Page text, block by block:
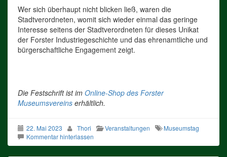
Wer sich überhaupt nicht blicken ließ, waren die
Stadtverordneten, womit sich wieder einmal das geringe
Interesse seitens der Stadtverordneten für dieses Unikat
der Forster Industriegeschichte und das ehrenamtliche und
bürgerschaftliche Engagement zeigt.
Die Festschrift ist im Online-Shop des Forster
Museumsvereins erhältlich.
22. Mai 2023 Thori Veranstaltungen
Museumstag
Kommentar hinterlassen